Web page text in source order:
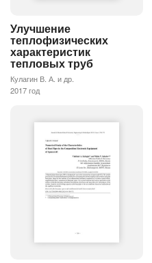
Улучшение
теплофизических
характеристик
тепловых труб
Кулагин В. А. и др.
2017 год